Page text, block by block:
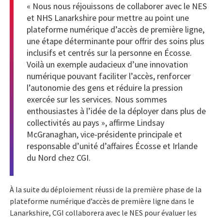
« Nous nous réjouissons de collaborer avec le NES
et NHS Lanarkshire pour mettre au point une
plateforme numérique d’accès de première ligne,
une étape déterminante pour offrir des soins plus
inclusifs et centrés sur la personne en Écosse.
Voilà un exemple audacieux d’une innovation
numérique pouvant faciliter l’accès, renforcer
l’autonomie des gens et réduire la pression
exercée sur les services. Nous sommes
enthousiastes à l’idée de la déployer dans plus de
collectivités au pays », affirme Lindsay
McGranaghan, vice-présidente principale et
responsable d’unité d’affaires Écosse et Irlande
du Nord chez CGI.
À la suite du déploiement réussi de la première phase de la
plateforme numérique d’accès de première ligne dans le
Lanarkshire, CGI collaborera avec le NES pour évaluer les